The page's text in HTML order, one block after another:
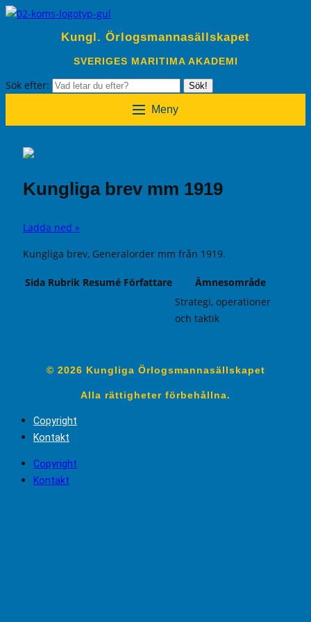
Kungl. Örlogsmannasällskapet
SVERIGES MARITIMA AKADEMI
Sök efter: Sök!
Meny
Kungliga brev mm 1919
Ladda ned »
Kungliga brev, Generalorder mm från 1919.
Sida Rubrik Resumé Författare
Ämnesområde
Strategi, operationer
och taktik
© 2026 Kungliga Örlogsmannasällskapet
Alla rättigheter förbehållna.
Copyright
Kontakt
Copyright
Kontakt